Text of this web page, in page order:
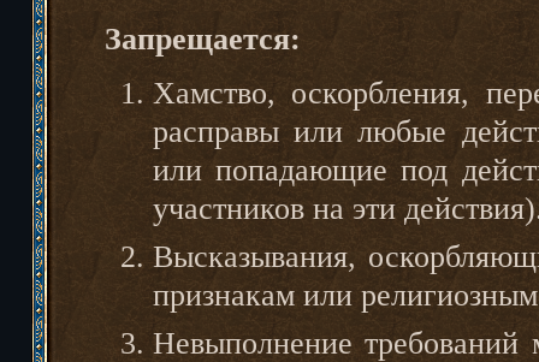
Запрещается:
Хамство, оскорбления,
расправы или любые
или попадающие под
участников на эти
Высказывания,
признакам или
Невыполнение требований